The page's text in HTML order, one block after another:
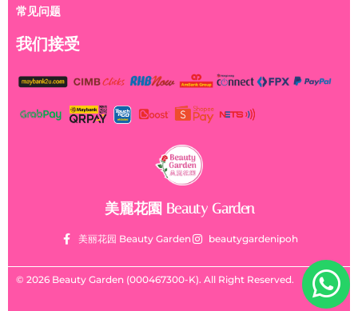
美麗花園 Beauty Garden
美丽花园 Beauty Garden beautygardenipoh
常见问题
我们接受
© 2026 Beauty Garden (000467300-K). All Right Reserved.